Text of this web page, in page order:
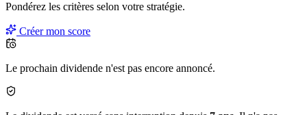
Pondérez les critères selon votre stratégie.
Créer mon score
Le prochain dividende n'est pas encore annoncé.